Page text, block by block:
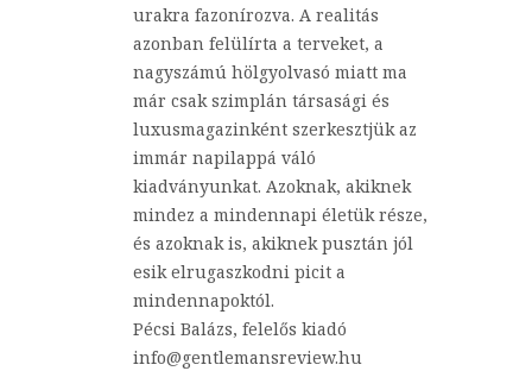
urakra fazonírozva. A realitás
azonban felülírta a terveket, a
nagyszámú hölgyolvasó miatt ma
már csak szimplán társasági és
luxusmagazinként szerkesztjük az
immár napilappá váló
kiadványunkat. Azoknak, akiknek
mindez a mindennapi életük része,
és azoknak is, akiknek pusztán jól
esik elrugaszkodni picit a
mindennapoktól.
Pécsi Balázs, felelős kiadó
info@gentlemansreview.hu